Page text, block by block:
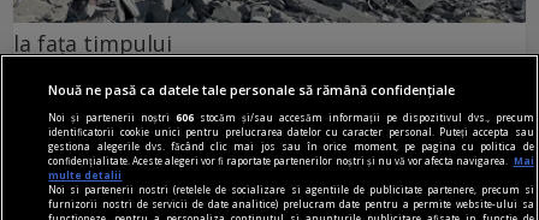
la fața timpului
Această declarație a coincis cu debutul
campaniei prezidențiale în SUA, Trump fiind
candidatul său preferat.
Nouă ne pasă ca datele tale personale să rămână confidențiale
Noi și partenerii noștri606 stocăm și/sau accesăm informații pe dispozitivul dvs., precum
identificatorii cookie unici pentru prelucrarea datelor cu caracter personal. Puteți accepta sau
gestiona alegerile dvs. făcând clic mai jos sau în orice moment, pe pagina cu politica de
confidențialitate. Aceste alegeri vor fi raportate partenerilor noștri și nu vă vor afecta navigarea.
Mai
multe detalii
Noi si partenerii nostri (retelele de socializare si agentiile de publicitate partenere, precum si
furnizorii nostri de servicii de date analitice) prelucram date pentru a permite website-ului sa